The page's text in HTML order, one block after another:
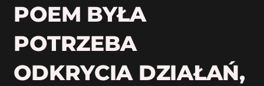
POEM BYŁA
POTRZEBA
ODKRYCIA DZIAŁAŃ,